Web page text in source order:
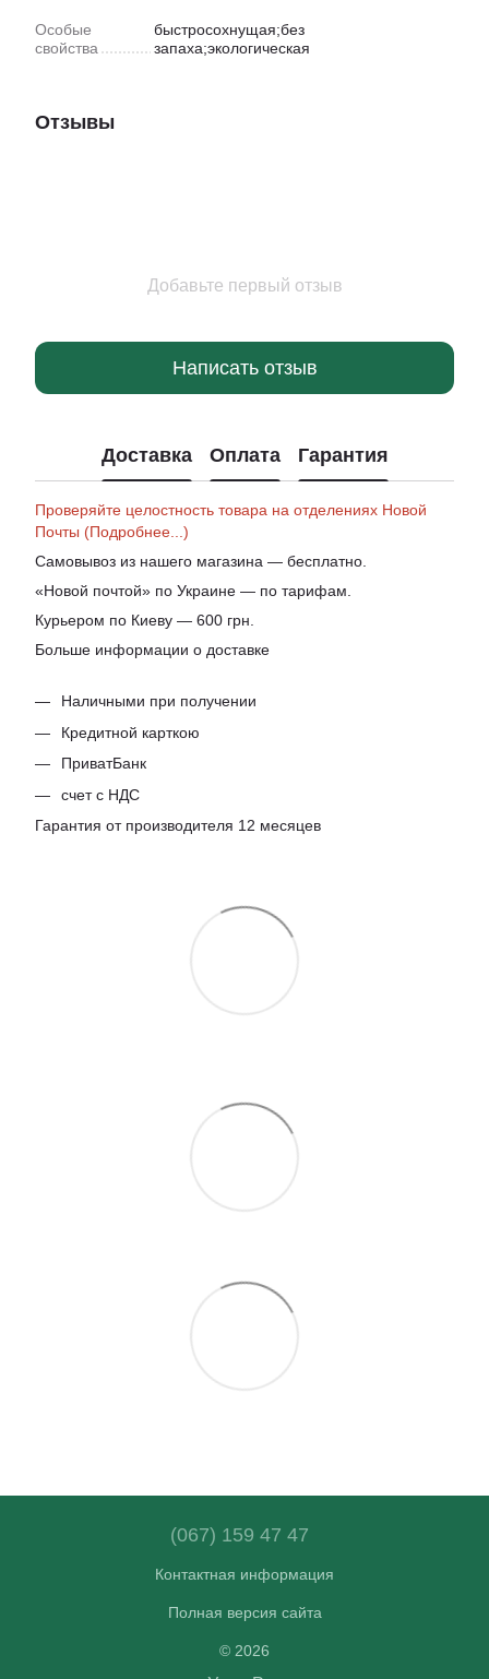
Особые
свойства
быстросохнущая;без
запаха;экологическая
Отзывы
Добавьте первый отзыв
Написать отзыв
Доставка Оплата Гарантия
Проверяйте целостность товара на отделениях Новой
Почты (Подробнее...)
Самовывоз из нашего магазина — бесплатно.
«Новой почтой» по Украине — по тарифам.
Курьером по Киеву — 600 грн.
Больше информации о доставке
Наличными при получении
Кредитной карткою
ПриватБанк
счет с НДС
Гарантия от производителя 12 месяцев
(067) 159 47 47
Контактная информация
Полная версия сайта
© 2026